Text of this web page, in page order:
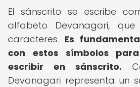
El sánscrito se escribe
alfabeto Devanagari,
caracteres. Es
con estos símbolos
escribir en sánscrito.
Devanagari representa un